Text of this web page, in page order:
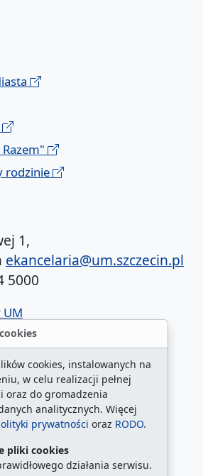
cookies, instalowanych na
w celu realizacji pełnej
oraz do gromadzenia
analitycznych. Więcej
prywatności oraz RODO.
pliki cookies
działania serwisu.
rodzinie
1,
ekancelaria@um.szczecin.pl
5000
w ETR